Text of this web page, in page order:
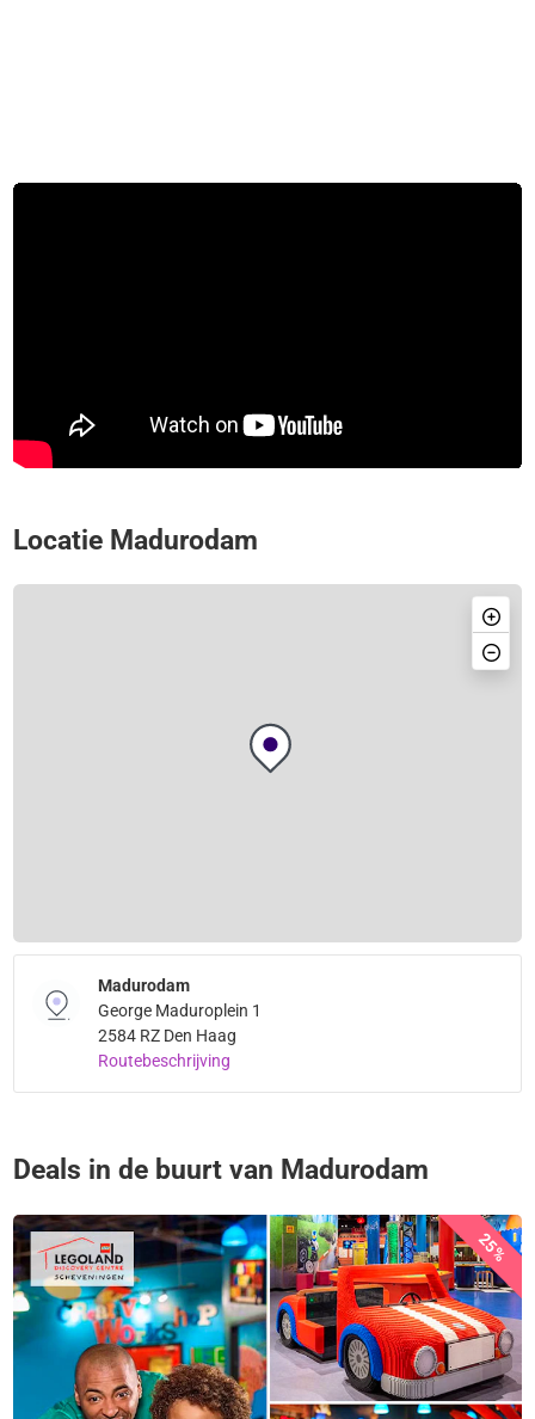
Locatie Madurodam
Madurodam
George Maduroplein 1
2584 RZ Den Haag
Routebeschrijving
Deals in de buurt van Madurodam
25%